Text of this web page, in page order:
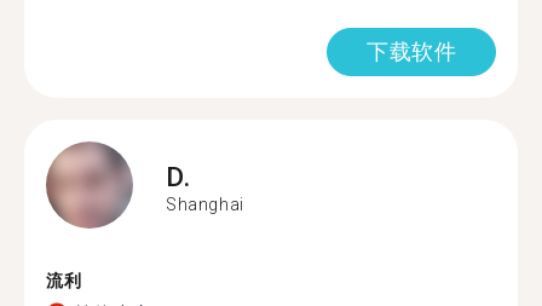
下载软件
D.
Shanghai
流利